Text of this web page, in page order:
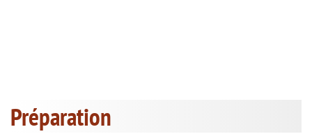
Préparation